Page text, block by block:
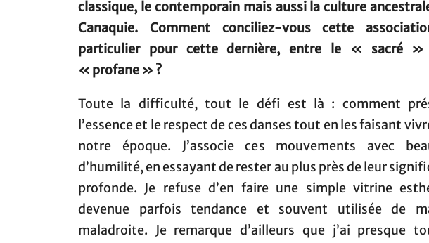
classique, le contemporain mais aussi la culture
Canaquie. Comment conciliez-vous cette
particulier pour cette dernière, entre le « sacré
« profane » ?
Toute la difficulté, tout le défi est là : comment
l’essence et le respect de ces danses tout en les faisant
notre époque. J’associe ces mouvements avec
d’humilité, en essayant de rester au plus près de leur
profonde. Je refuse d’en faire une simple vitrine
devenue parfois tendance et souvent utilisée de
maladroite. Je remarque d’ailleurs que j’ai presque